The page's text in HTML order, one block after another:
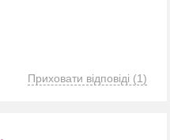
Приховати відповіді (1)